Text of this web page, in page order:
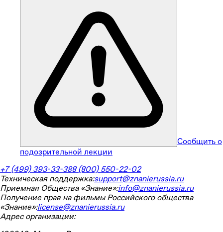
Сообщить о
подозрительной лекции
+7 (499) 393-33-388 (800) 550-22-02
Техническая поддержка:support@znanierussia.ru
Приемная Общества «Знание»:info@znanierussia.ru
Получение прав на фильмы Российского общества
«Знание»:license@znanierussia.ru
Адрес организации: